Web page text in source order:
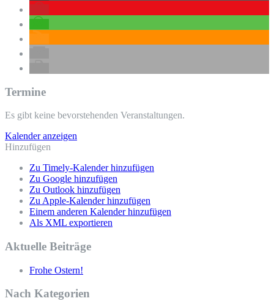
Termine
Es gibt keine bevorstehenden Veranstaltungen.
Kalender anzeigen
Hinzufügen
Zu Timely-Kalender hinzufügen
Zu Google hinzufügen
Zu Outlook hinzufügen
Zu Apple-Kalender hinzufügen
Einem anderen Kalender hinzufügen
Als XML exportieren
Aktuelle Beiträge
Frohe Ostern!
Nach Kategorien